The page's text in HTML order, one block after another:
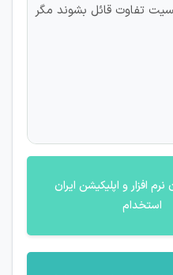
تفاوت قائل بشوند مگر
نرم افزار و اپلیکیشن ایران
استخدام